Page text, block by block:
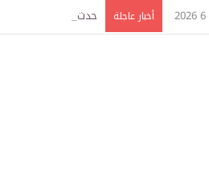
أخبار عاجلة حدث فريد من نوعه بين